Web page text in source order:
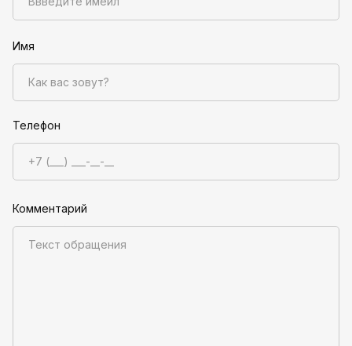
Имя
Телефон
Комментарий